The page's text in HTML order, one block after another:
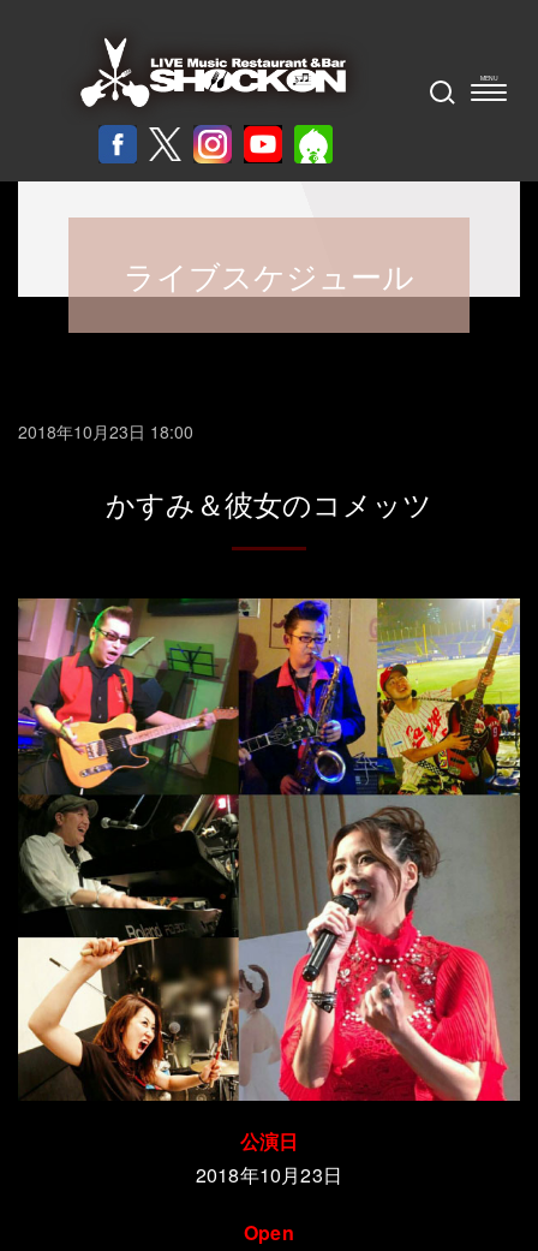
ライブスケジュール
2018年10月23日 18:00
かすみ＆彼女のコメッツ
公演日
2018年10月23日
Open